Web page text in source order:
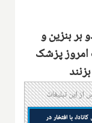
بر بنزین و
پزشک
این تبلیغات